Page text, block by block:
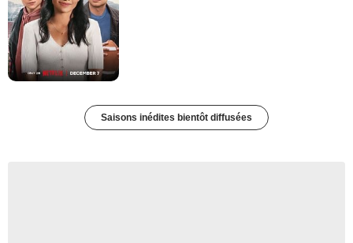
Saisons inédites bientôt diffusées